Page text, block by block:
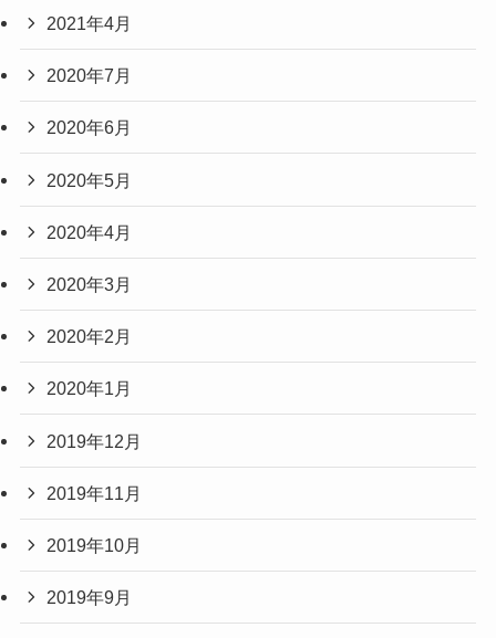
2021年4月
2020年7月
2020年6月
2020年5月
2020年4月
2020年3月
2020年2月
2020年1月
2019年12月
2019年11月
2019年10月
2019年9月